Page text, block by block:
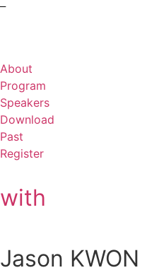
–
About
Program
Speakers
Download
Past
Register
with
Jason KWON